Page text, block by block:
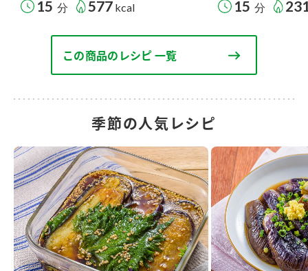
15 分 577 kcal 15 分
この商品のレシピ 一覧
季節の人気レシピ